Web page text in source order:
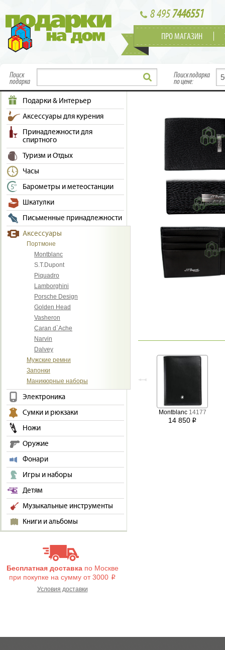
8 4957446551
ПРО МАГАЗИН
Поиск
подарка
Поиск подарка
по цене:
Подарки & Интерьер
Аксессуары для курения
Принадлежности для
спиртного
Туризм и Отдых
Часы
Барометры и метеостанции
Шкатулки
Письменные принадлежности
Аксессуары
Портмоне
Montblanc
S.T.Dupont
Piquadro
Lamborghini
Porsche Design
Golden Head
Vasheron
Caran d`Ache
Narvin
Dalvey
Мужские ремни
Запонки
Маникюрные наборы
Электроника
Сумки и рюкзаки
Ножи
Оружие
Фонари
Игры и наборы
Детям
Музыкальные инструменты
Книги и альбомы
Бесплатная доставкапо Москве
при покупке на сумму от 3000 i
Условия доставки
Montblanc 14177
14 850 i